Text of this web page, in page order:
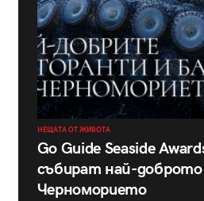
НЕЩАТА ОТ ЖИВОТА
Go Guide Seaside
събират най-доброто
Черноморието